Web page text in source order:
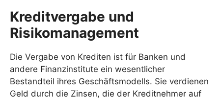
Kreditvergabe und
Risikomanagement
Die Vergabe von Krediten ist für Banken und
andere Finanzinstitute ein wesentlicher
Bestandteil ihres Geschäftsmodells. Sie verdienen
Geld durch die Zinsen, die der Kreditnehmer auf